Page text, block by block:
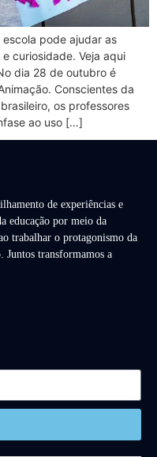
pode ajudar as
curiosidade. Veja aqui
dia 28 de outubro é
Conscientes da
os professores
ao uso […]
de experiências e
educação por meio da
trabalhar o protagonismo da
Juntos transformamos a